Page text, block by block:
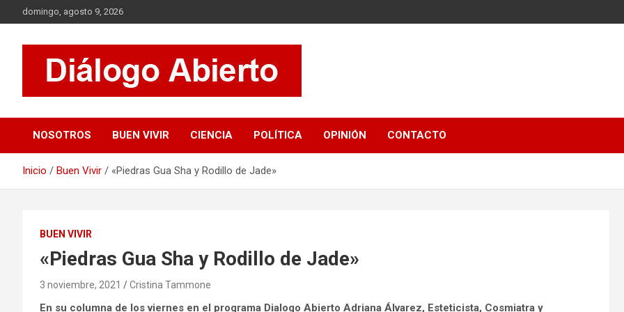
al
domingo, agosto 9, 2026
Diálogo Abierto
análisis. Se tratan diversos temas de actualidad buscando
hacer un aporte a la sociedad, brindando información relevante
NOSOTROS BUEN VIVIR CIENCIA POLÍTICA OPINIÓN CONTACTO
Inicio Buen Vivir «Piedras Gua Sha y Rodillo de Jade»
BUEN VIVIR
«Piedras Gua Sha y Rodillo de Jade»
3 noviembre, 2021 Cristina Tammone
En su columna de los viernes en el programa Dialogo Abierto Adriana Álvarez, Esteticista, Cosmiatra y